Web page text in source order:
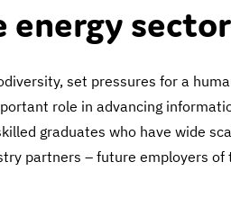
sector
set pressures for a
role in advancing
graduates who have wide
partners – future employers